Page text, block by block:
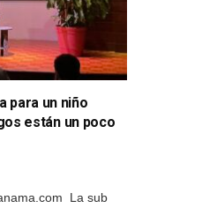
para un niño
están un poco
La sub